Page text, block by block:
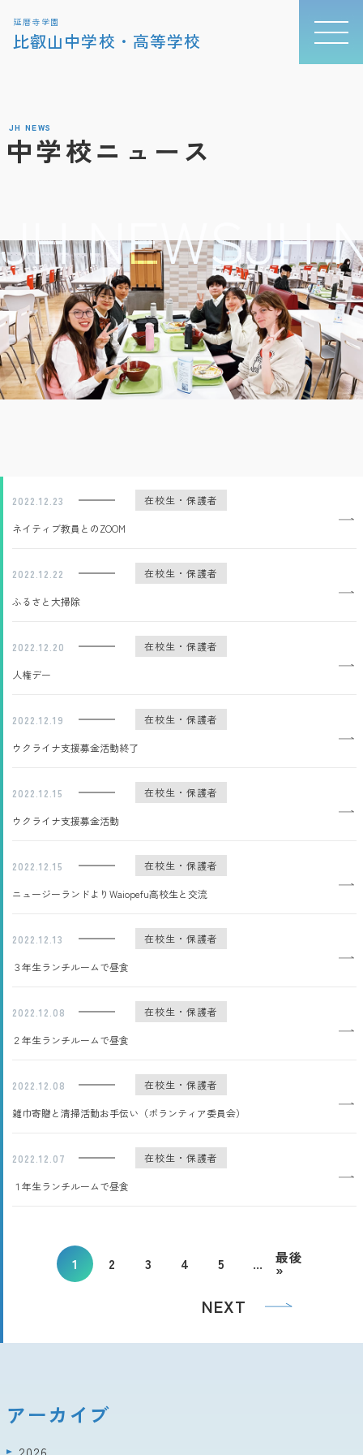
延暦寺学園
比叡山中学校・高等学校
JH NEWS
中学校ニュース
JH NEWSJH
アーカイブ
2022.12.23 在校生・保護者
ネイティブ教員とのZOOM
2022.12.22 在校生・保護者
ふるさと大掃除
2022.12.20 在校生・保護者
人権デー
2022.12.19 在校生・保護者
ウクライナ支援募金活動終了
2022.12.15 在校生・保護者
ウクライナ支援募金活動
2022.12.15 在校生・保護者
ニュージーランドよりWaiopefu高校生と交流
2022.12.13 在校生・保護者
３年生ランチルームで昼食
2022.12.08 在校生・保護者
２年生ランチルームで昼食
2022.12.08 在校生・保護者
雑巾寄贈と清掃活動お手伝い（ボランティア委員会）
2022.12.07 在校生・保護者
１年生ランチルームで昼食
1 2 3 4 5 ...
NEXT
最後
»